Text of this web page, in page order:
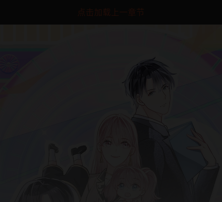
点击加载上一章节